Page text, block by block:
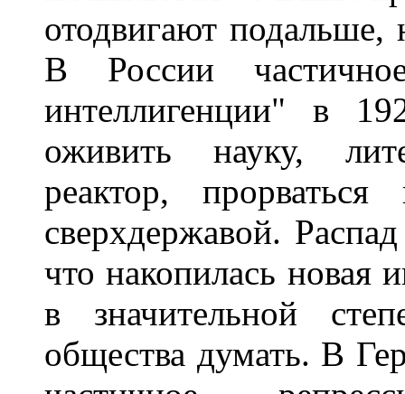
отодвигают подальше,
В России
интеллигенции" в
оживить науку,
реактор,
сверхдержавой.
что накопилась новая
в значительной
общества думать. В